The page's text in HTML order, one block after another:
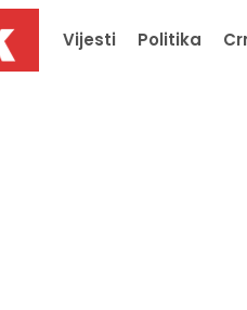
Vijesti Politika